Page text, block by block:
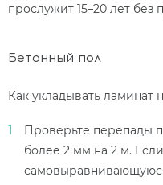
прослужит 15–20 лет без
Бетонный пол
Как укладывать ламинат
Проверьте перепады
более 2 мм на 2 м.